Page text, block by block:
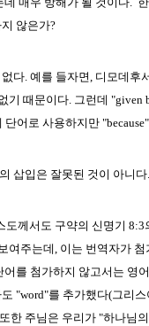
않은가?
다. 예를 들자면, 디모데후
기 때문이다. 그런데
어로 사용하지만
삽입은 잘못된 것이 아니
께서도 구약의 신명기
여주는데, 이는 번역자가
를 첨가하지 않고서는 영
"word"를 추가했다(그리
한 주님은 우리가 "하나님